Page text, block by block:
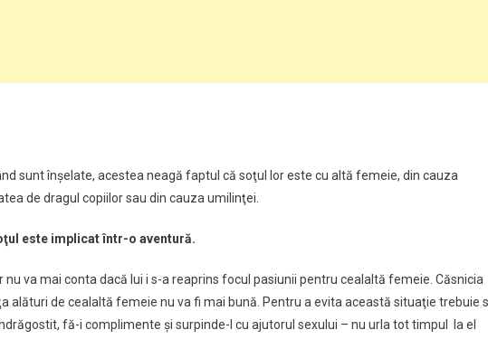
sunt înşelate, acestea neagă faptul că soţul lor este cu altă femeie, din cauza
de dragul copiilor sau din cauza umilinţei.
este implicat într-o aventură.
va mai conta dacă lui i s-a reaprins focul pasiunii pentru cealaltă femeie. Căsnicia
alături de cealaltă femeie nu va fi mai bună. Pentru a evita această situaţie trebuie
fă-i complimente şi surpinde-l cu ajutorul sexului – nu urla tot timpul la el